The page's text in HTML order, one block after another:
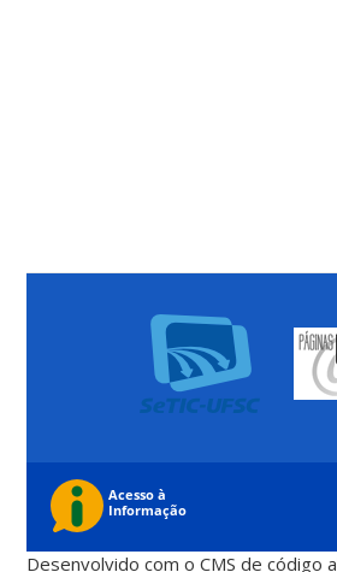
Desenvolvido com o CMS de código